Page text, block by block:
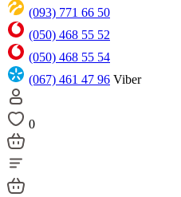
(093) 771 66 50
(050) 468 55 52
(050) 468 55 54
(067) 461 47 96 Viber
0